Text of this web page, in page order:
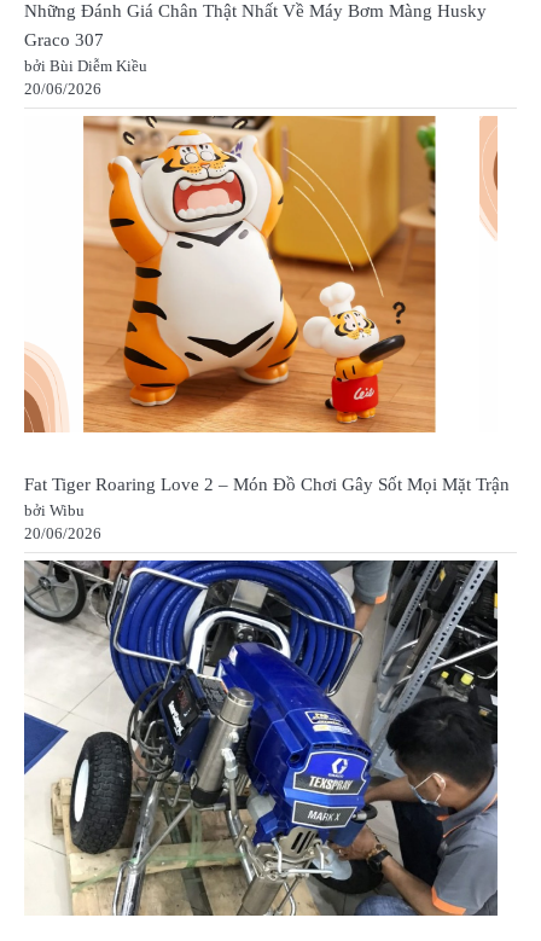
Những Đánh Giá Chân Thật Nhất Về Máy Bơm Màng Husky
Graco 307
bởi Bùi Diễm Kiều
20/06/2026
Fat Tiger Roaring Love 2 – Món Đồ Chơi Gây Sốt Mọi Mặt Trận
bởi Wibu
20/06/2026